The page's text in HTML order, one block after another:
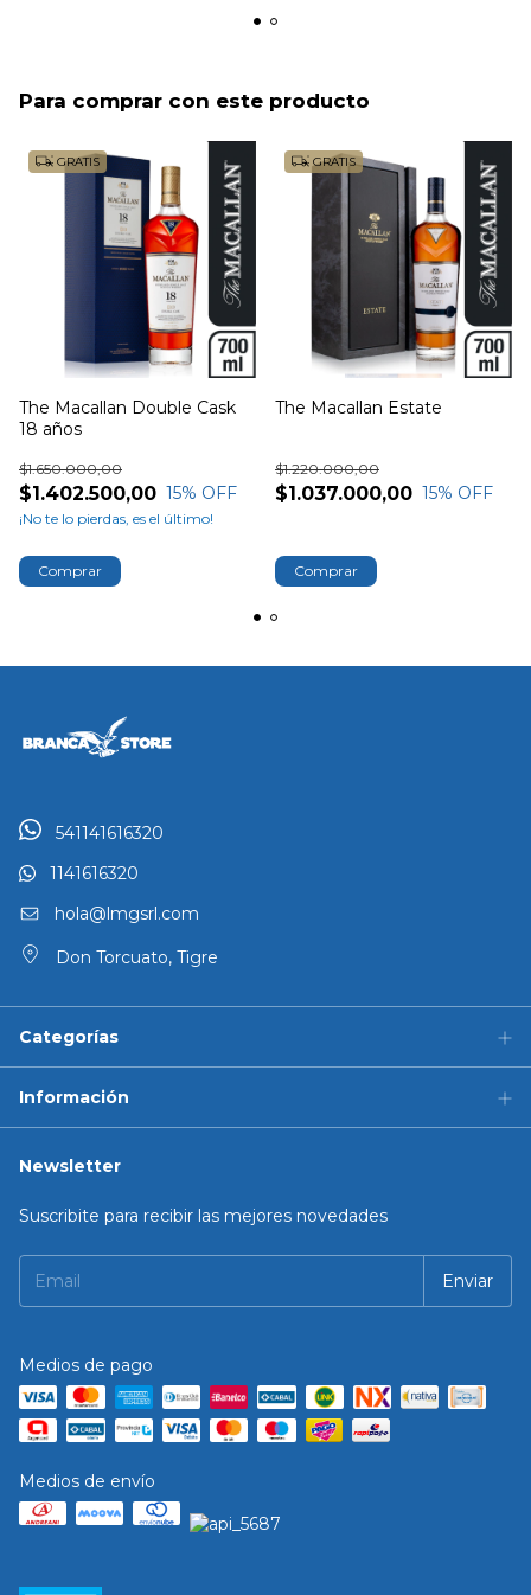
Para comprar con este producto
GRATIS
The Macallan Double Cask
18 años
$1.402.500,00
$1.650.000,00
15% OFF
¡No te lo pierdas, es el último!
GRATIS
The Macallan Estate
$1.037.000,00
$1.220.000,00
15% OFF
541141616320
1141616320
hola@lmgsrl.com
Don Torcuato, Tigre
Categorías
Información
Newsletter
Suscribite para recibir las mejores novedades
Medios de pago
Medios de envío